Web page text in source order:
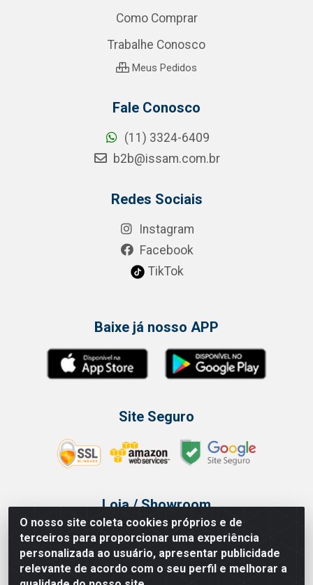
O nosso site coleta cookies próprios e de
terceiros para proporcionar uma experiência
personalizada ao usuário, apresentar publicidade
relevante de acordo com o seu perfil e melhorar a
Como Comprar
Trabalhe Conosco
Meus Pedidos
Fale Conosco
(11) 3324-6409
b2b@issam.com.br
Redes Sociais
Instagram
Facebook
TikTok
Baixe já nosso APP
Site Seguro
Loja / Showroom
Tel.: (11) 3314 6400
Av Vautier, 468 - Pari - São Paulo/SP